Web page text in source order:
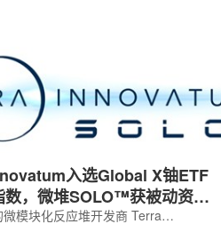
入选Global X铀ETF
数，微堆SOLO™获被动资金
微模块化反应堆开发商 Terra